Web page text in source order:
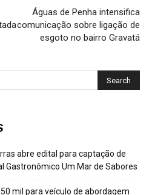
Águas de Penha intensifica
comunicação sobre ligação de
esgoto no bairro Gravatá
abre edital para captação de
Gastronômico Um Mar de Sabores
mil para veículo de abordagem